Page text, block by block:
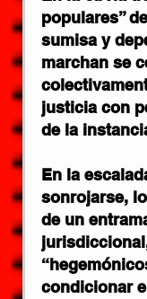
populares”
sumisa y
marchan se
justicia con
de la
En la
sonrojarse,
de un
condicionar